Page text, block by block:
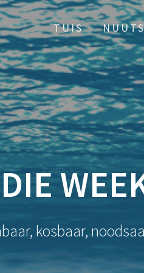
TUIS
kosbaar,